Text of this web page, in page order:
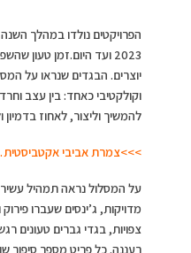
הפרויקטים נולדו במהלך
2023 ועד היום.זמן טעון
יוצרים. הבגדים שנראו על
וקולקטיבי כאחד: בין עצב
להמשיך וליצור, לאחוז
>>>צמרת אביבי
על המסלול נראה תמהיל
מדויקות, ג’ינסים שעברו
צפויות, בגדי גברים טעונים
רעננה. כל פריט מספר סיפור